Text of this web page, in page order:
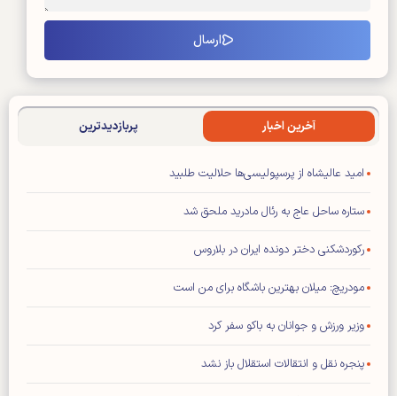
آخرین اخبار پربازدیدترین
امید عالیشاه از پرسپولیسی‌ها حلالیت طلبید
ستاره ساحل عاج به رئال مادرید ملحق شد
رکوردشکنی دختر دونده ایران در بلاروس
مودریچ: میلان بهترین باشگاه برای من است
وزیر ورزش و جوانان به باکو سفر کرد
پنجره نقل و انتقالات استقلال باز نشد